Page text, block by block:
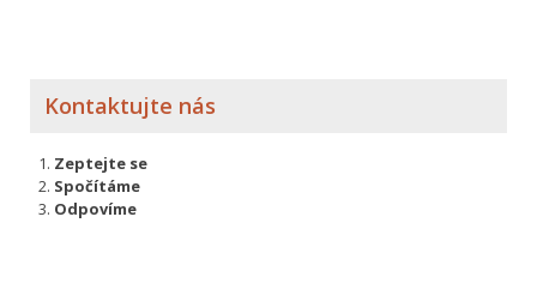
Kontaktujte nás
Zeptejte se
Spočítáme
Odpovíme